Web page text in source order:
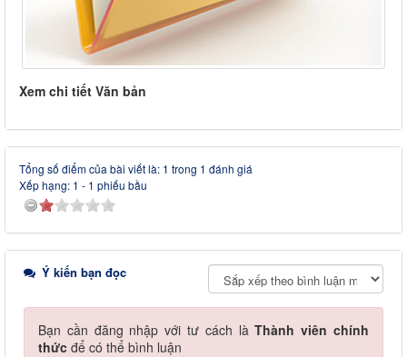
Xem chi tiết Văn bản
Tổng số điểm của bài viết là: 1 trong 1 đánh giá
Xếp hạng: 1 - 1 phiếu bầu
Ý kiến bạn đọc
Bạn cần đăng nhập với tư cách làThành viên chính
thức để có thể bình luận